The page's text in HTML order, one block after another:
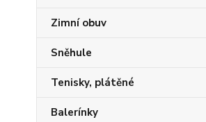
Zimní obuv
Sněhule
Tenisky, plátěné
Balerínky